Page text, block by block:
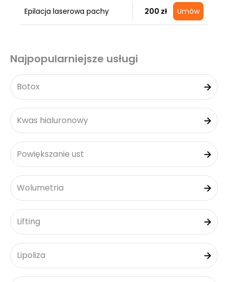
Epilacja laserowa pachy 200 zł Umów
Najpopularniejsze usługi
Botox
Kwas hialuronowy
Powiększanie ust
Wolumetria
Lifting
Lipoliza